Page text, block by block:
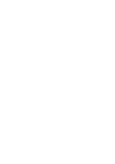
了一辈子的好运气。可就在魏